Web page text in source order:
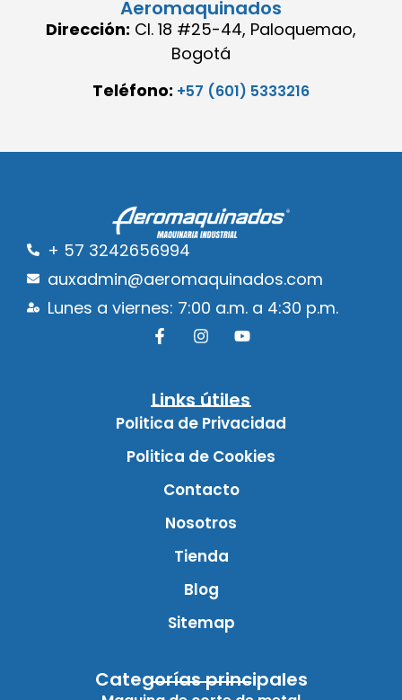
Aeromaquinados
Dirección: Cl. 18 #25-44, Paloquemao,
Bogotá
Teléfono: +57 (601) 5333216
+ 57 3242656994
auxadmin@aeromaquinados.com
Lunes a viernes: 7:00 a.m. a 4:30 p.m.
Links útiles
Politica de Privacidad
Politica de Cookies
Contacto
Nosotros
Tienda
Blog
Sitemap
Categorías principales